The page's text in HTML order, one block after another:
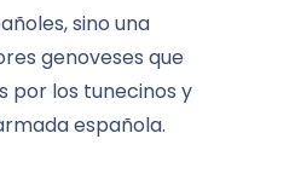
sino una
genoveses que
por los tunecinos y
española.